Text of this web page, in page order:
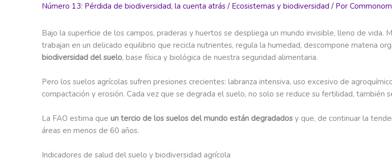
Número 13: Pérdida de biodiversidad, la cuenta atrás / Ecosistemas y biodiversidad / Por
Bajo la superficie de los campos, praderas y huertos se despliega un mundo invisible, lleno de vida.
trabajan en un delicado equilibrio que recicla nutrientes, regula la humedad, descompone materia
biodiversidad del suelo, base física y biológica de nuestra seguridad alimentaria.
Pero los suelos agrícolas sufren presiones crecientes: labranza intensiva, uso excesivo de
compactación y erosión. Cada vez que se degrada el suelo, no solo se reduce su fertilidad, también
La FAO estima que un tercio de los suelos del mundo están degradados y que, de continuar la
áreas en menos de 60 años.
Indicadores de salud del suelo y biodiversidad agrícola